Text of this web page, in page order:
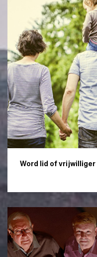
Word lid of vrijwilliger